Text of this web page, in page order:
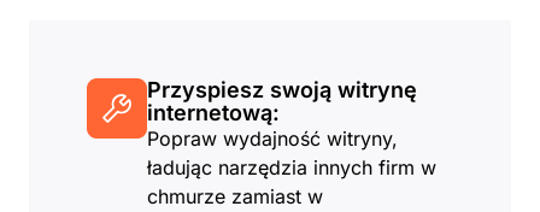
Przyspiesz swoją witrynę
internetową:
Popraw wydajność witryny,
ładując narzędzia innych firm w
chmurze zamiast w